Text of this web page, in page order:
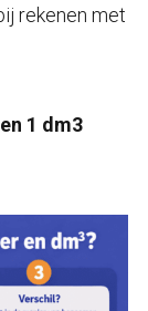
rekenen met
1 dm3